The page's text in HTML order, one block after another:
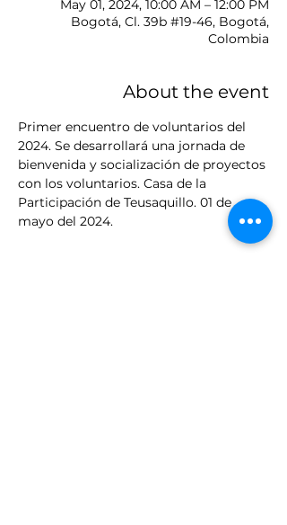
May 01, 2024, 10:00 AM – 12:00 PM
Bogotá, Cl. 39b #19-46, Bogotá,
Colombia
About the event
Primer encuentro de voluntarios del
2024. Se desarrollará una jornada de
bienvenida y socialización de proyectos
con los voluntarios. Casa de la
Participación de Teusaquillo. 01 de
mayo del 2024.